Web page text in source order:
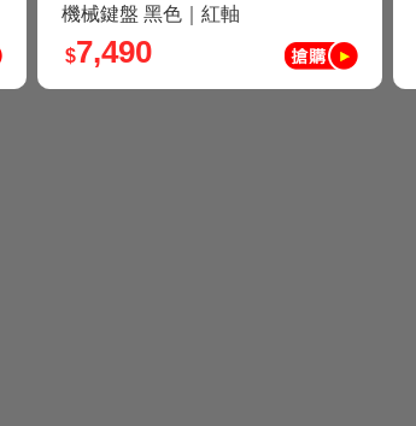
機械鍵盤 黑色｜紅軸
$7,490